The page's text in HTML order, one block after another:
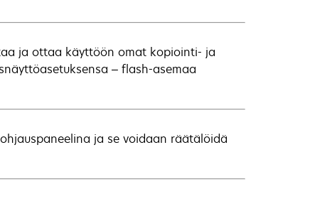
ja ottaa käyttöön omat kopiointi- ja
– flash-asemaa
ja se voidaan räätälöidä